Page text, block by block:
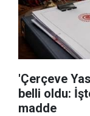
'Çerçeve
belli oldu:
madde